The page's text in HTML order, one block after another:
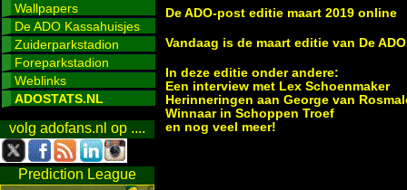
Wallpapers
De ADO Kassahuisjes
Zuiderparkstadion
Foreparkstadion
Weblinks
ADOSTATS.NL
volg adofans.nl op ....
Prediction League
De ADO-post editie maart 2019 online
Vandaag is de maart editie van De
In deze editie onder andere:
Een interview met Lex Schoenmaker
Herinneringen aan George van
Winnaar in Schoppen Troef
en nog veel meer!